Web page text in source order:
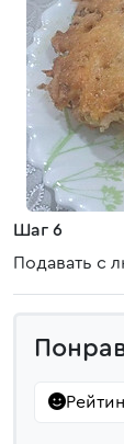
Шаг 6
Подавать с